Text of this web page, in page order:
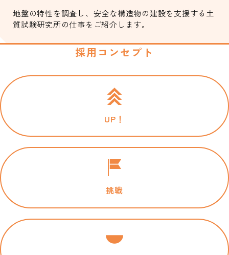
地盤の特性を調査し、安全な構造物の建設を支援する土
質試験研究所の仕事をご紹介します。
採用コンセプト
UP！
挑戦